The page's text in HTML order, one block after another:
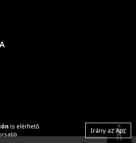
is elérhető Irány az App
accessibility
Nagy kurzor